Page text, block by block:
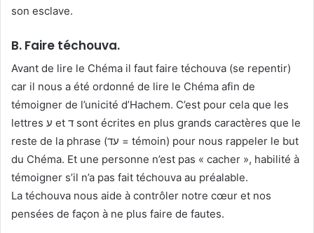
son esclave.
B. Faire téchouva.
Avant de lire le Chéma il faut faire téchouva (se repentir)
car il nous a été ordonné de lire le Chéma afin de
témoigner de l’unicité d’Hachem. C’est pour cela que les
lettres ע et ד sont écrites en plus grands caractères que le
reste de la phrase (עד = témoin) pour nous rappeler le but
du Chéma. Et une personne n’est pas « cacher », habilité à
témoigner s’il n’a pas fait téchouva au préalable.
La téchouva nous aide à contrôler notre cœur et nos
pensées de façon à ne plus faire de fautes.